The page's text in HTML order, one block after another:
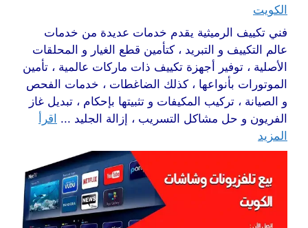
الكويت
فني تكييف الرميثية يقدم خدمات عديدة من خدمات
عالم التكييف و التبريد ، كتأمين قطع الغيار و المحلقات
الأصلية ، توفير أجهزة تكييف ذات ماركات عالمية ، تأمين
الموتورات بأنواعها ، كذلك الضاغطات ، خدمات الفحص
و الصيانة ، تركيب المكيفات و تثبيتها بإحكام ، تبديل غاز
الفريون و حل مشاكل التسريب ، إزالة الجليد ... اقرأ
المزيد